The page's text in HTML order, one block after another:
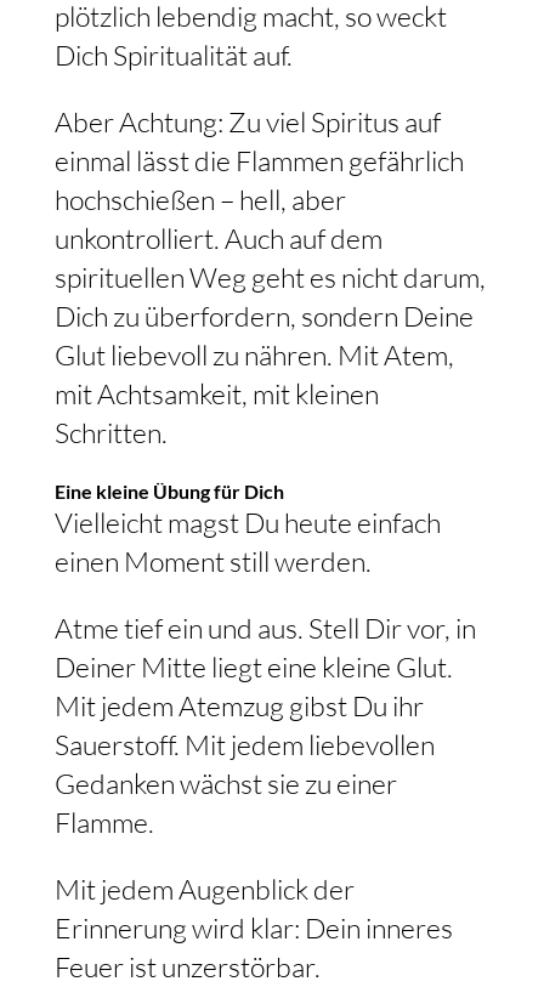
plötzlich lebendig macht, so weckt
Dich Spiritualität auf.
Aber Achtung: Zu viel Spiritus auf
einmal lässt die Flammen gefährlich
hochschießen – hell, aber
unkontrolliert. Auch auf dem
spirituellen Weg geht es nicht darum,
Dich zu überfordern, sondern Deine
Glut liebevoll zu nähren. Mit Atem,
mit Achtsamkeit, mit kleinen
Schritten.
Eine kleine Übung für Dich
Vielleicht magst Du heute einfach
einen Moment still werden.
Atme tief ein und aus. Stell Dir vor, in
Deiner Mitte liegt eine kleine Glut.
Mit jedem Atemzug gibst Du ihr
Sauerstoff. Mit jedem liebevollen
Gedanken wächst sie zu einer
Flamme.
Mit jedem Augenblick der
Erinnerung wird klar: Dein inneres
Feuer ist unzerstörbar.